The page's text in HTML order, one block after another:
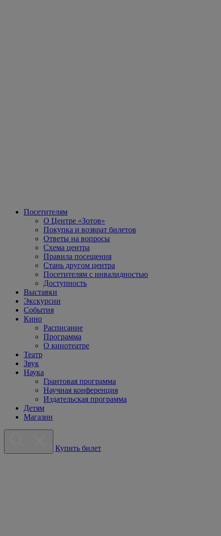
Посетителям
О Центре «Зотов»
Покупка и возврат билетов
Ответы на вопросы
Схема центра
Правила посещения
Стань другом центра
Посетителям с инвалидностью
Доступность
Выставки
Экскурсии
События
Кино
Расписание
Программа
О кинотеатре
Театр
Звук
Наука
Грантовая программа
Научная конференция
Издательская программа
Детям
Магазин
Купить билет